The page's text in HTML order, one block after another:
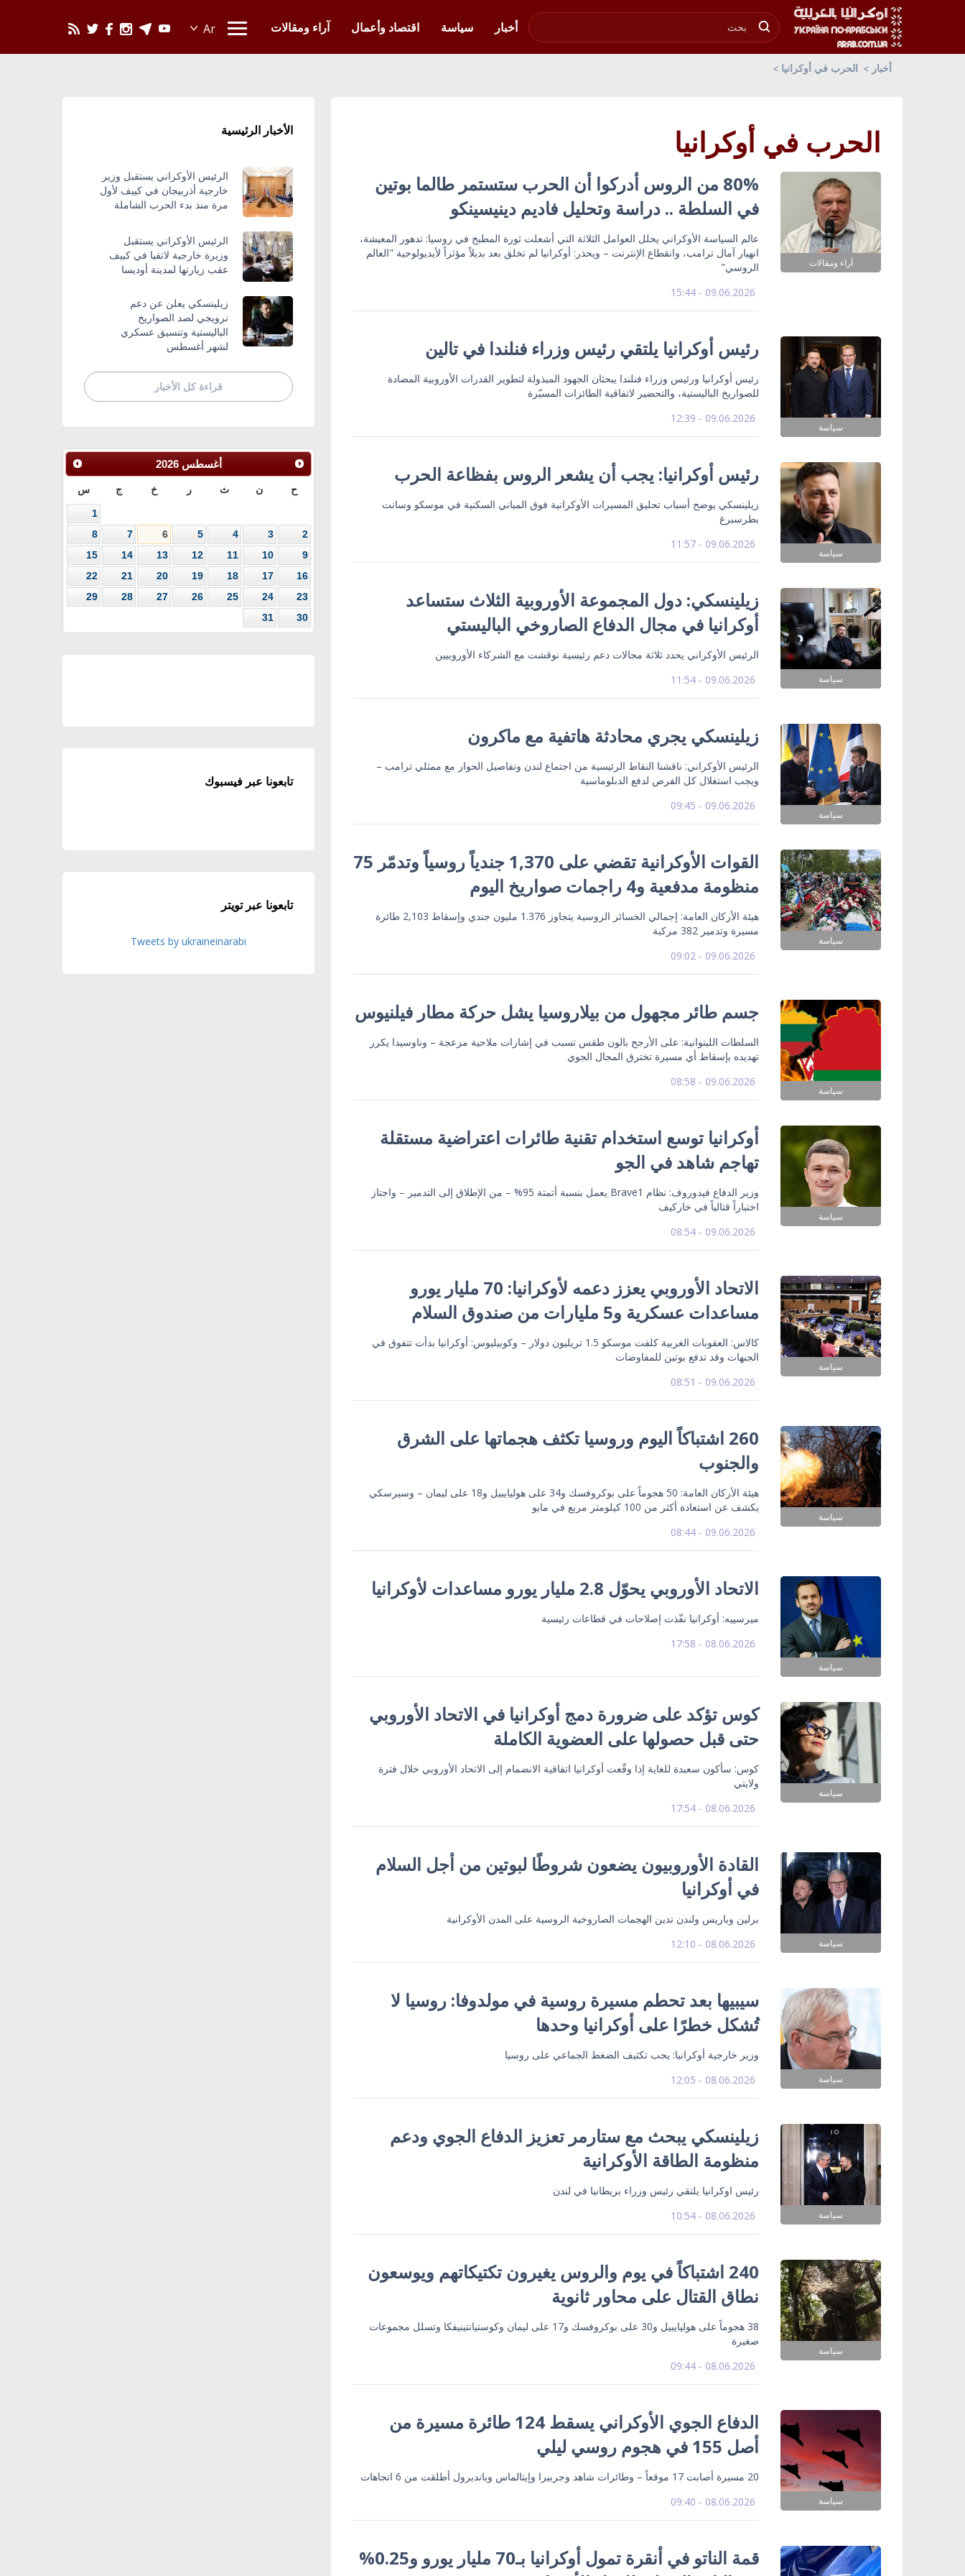
أخبار
سياسة اقتصاد وأعمال آراء ومقالات
أخبار الحرب في أوكرانيا
الحرب في أوكرانيا
آراء ومقالات
80% من الروس أدركوا أن الحرب ستستمر طالما بوتين
في السلطة .. دراسة وتحليل فاديم دينيسينكو
عالم السياسة الأوكراني يحلل العوامل الثلاثة التي أشعلت ثورة المطبخ في روسيا: تدهور المعيشة،
انهيار آمال ترامب، وانقطاع الإنترنت – ويحذر: أوكرانيا لم تخلق بعد بديلاً مؤثراً لأيديولوجية "العالم
الروسي"
09.06.2026 - 15:44
سياسة
رئيس أوكرانيا يلتقي رئيس وزراء فنلندا في تالين
رئيس أوكرانيا ورئيس وزراء فنلندا يبحثان الجهود المبذولة لتطوير القدرات الأوروبية المضادة
للصواريخ الباليستية، والتحضير لاتفاقية الطائرات المسيّرة
09.06.2026 - 12:39
سياسة
رئيس أوكرانيا: يجب أن يشعر الروس بفظاعة الحرب
زيلينسكي يوضح أسباب تحليق المسيرات الأوكرانية فوق المباني السكنية في موسكو وسانت
بطرسبرغ
09.06.2026 - 11:57
سياسة
زيلينسكي: دول المجموعة الأوروبية الثلاث ستساعد
أوكرانيا في مجال الدفاع الصاروخي الباليستي
الرئيس الأوكراني يحدد ثلاثة مجالات دعم رئيسية نوقشت مع الشركاء الأوروبيين
09.06.2026 - 11:54
سياسة
زيلينسكي يجري محادثة هاتفية مع ماكرون
الرئيس الأوكراني: ناقشنا النقاط الرئيسية من اجتماع لندن وتفاصيل الحوار مع ممثلي ترامب –
ويجب استغلال كل الفرص لدفع الدبلوماسية
09.06.2026 - 09:45
سياسة
القوات الأوكرانية تقضي على 1,370 جندياً روسياً وتدمّر 75
منظومة مدفعية و4 راجمات صواريخ اليوم
هيئة الأركان العامة: إجمالي الخسائر الروسية يتجاوز 1.376 مليون جندي وإسقاط 2,103 طائرة
مسيرة وتدمير 382 مركبة
09.06.2026 - 09:02
سياسة
جسم طائر مجهول من بيلاروسيا يشل حركة مطار فيلنيوس
السلطات الليتوانية: على الأرجح بالون طقس تسبب في إشارات ملاحية مزعجة – وناوسيدا يكرر
تهديده بإسقاط أي مسيرة تخترق المجال الجوي
09.06.2026 - 08:58
سياسة
أوكرانيا توسع استخدام تقنية طائرات اعتراضية مستقلة
تهاجم شاهد في الجو
وزير الدفاع فيدوروف: نظام Brave1 يعمل بنسبة أتمتة 95% – من الإطلاق إلى التدمير – واجتاز
اختباراً قتالياً في خاركيف
09.06.2026 - 08:54
سياسة
الاتحاد الأوروبي يعزز دعمه لأوكرانيا: 70 مليار يورو
مساعدات عسكرية و5 مليارات من صندوق السلام
كالاس: العقوبات الغربية كلفت موسكو 1.5 تريليون دولار – وكوبيليوس: أوكرانيا بدأت تتفوق في
الجبهات وقد تدفع بوتين للمفاوضات
09.06.2026 - 08:51
سياسة
260 اشتباكاً اليوم وروسيا تكثف هجماتها على الشرق
والجنوب
هيئة الأركان العامة: 50 هجوماً على بوكروفسك و34 على هوليايبيل و18 على ليمان – وسيرسكي
يكشف عن استعادة أكثر من 100 كيلومتر مربع في مايو
09.06.2026 - 08:44
سياسة
الاتحاد الأوروبي يحوّل 2.8 مليار يورو مساعدات لأوكرانيا
ميرسييه: أوكرانيا نفّذت إصلاحات في قطاعات رئيسية
08.06.2026 - 17:58
سياسة
كوس تؤكد على ضرورة دمج أوكرانيا في الاتحاد الأوروبي
حتى قبل حصولها على العضوية الكاملة
كوس: سأكون سعيدة للغاية إذا وقّعت أوكرانيا اتفاقية الانضمام إلى الاتحاد الأوروبي خلال فترة
ولايتي
08.06.2026 - 17:54
سياسة
القادة الأوروبيون يضعون شروطًا لبوتين من أجل السلام
في أوكرانيا
برلين وباريس ولندن تدين الهجمات الصاروخية الروسية على المدن الأوكرانية
08.06.2026 - 12:10
سياسة
سيبيها بعد تحطم مسيرة روسية في مولدوفا: روسيا لا
تُشكل خطرًا على أوكرانيا وحدها
وزير خارجية أوكرانيا: يجب تكثيف الضغط الجماعي على روسيا
08.06.2026 - 12:05
سياسة
زيلينسكي يبحث مع ستارمر تعزيز الدفاع الجوي ودعم
منظومة الطاقة الأوكرانية
رئيس اوكرانيا يلتقي رئيس وزراء بريطانيا في لندن
08.06.2026 - 10:54
سياسة
240 اشتباكاً في يوم والروس يغيرون تكتيكاتهم ويوسعون
نطاق القتال على محاور ثانوية
38 هجوماً على هوليايبيل و30 على بوكروفسك و17 على ليمان وكوستيانتينيفكا وتسلل مجموعات
صغيرة
08.06.2026 - 09:44
سياسة
الدفاع الجوي الأوكراني يسقط 124 طائرة مسيرة من
أصل 155 في هجوم روسي ليلي
20 مسيرة أصابت 17 موقعاً – وطائرات شاهد وجربيرا وإيتالماس وبانديرول أطلقت من 6 اتجاهات
08.06.2026 - 09:40
قمة الناتو في أنقرة تمول أوكرانيا بـ70 مليار يورو و0.25%
الأخبار الرئيسية
الرئيس الأوكراني يستقبل وزير
خارجية أذربيجان في كييف لأول
مرة منذ بدء الحرب الشاملة
الرئيس الأوكراني يستقبل
وزيرة خارجية لاتفيا في كييف
عقب زيارتها لمدينة أوديسا
زيلينسكي يعلن عن دعم
نرويجي لصد الصواريخ
الباليستية وتنسيق عسكري
لشهر أغسطس
قراءة كل الأخبار
أغسطس 2026
ح ن ث ر خ ج س
1
2
3
4
5
6
7
8
9
10
11
12
13
14
15
16
17
18
19
20
21
22
23
24
25
26
27
28
29
30
31
تابعونا عبر فيسبوك
تابعونا عبر تويتر
Tweets by ukraineinarabi